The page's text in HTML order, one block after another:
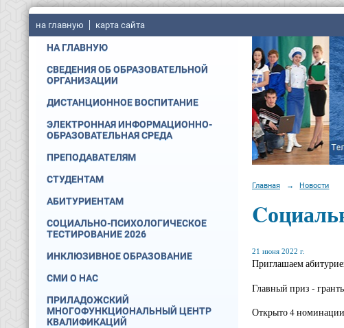
на главную карта сайта
НА ГЛАВНУЮ
СВЕДЕНИЯ ОБ ОБРАЗОВАТЕЛЬНОЙ
ОРГАНИЗАЦИИ
ДИСТАНЦИОННОЕ ВОСПИТАНИЕ
ЭЛЕКТРОННАЯ ИНФОРМАЦИОННО-
ОБРАЗОВАТЕЛЬНАЯ СРЕДА
ПРЕПОДАВАТЕЛЯМ
СТУДЕНТАМ
АБИТУРИЕНТАМ
СОЦИАЛЬНО-ПСИХОЛОГИЧЕСКОЕ
ТЕСТИРОВАНИЕ 2026
ИНКЛЮЗИВНОЕ ОБРАЗОВАНИЕ
СМИ О НАС
ПРИЛАДОЖСКИЙ
МНОГОФУНКЦИОНАЛЬНЫЙ ЦЕНТР
КВАЛИФИКАЦИЙ
Главная → Новости
21 июня 2022 г.
Приглашаем
Главный приз -
Открыто 4